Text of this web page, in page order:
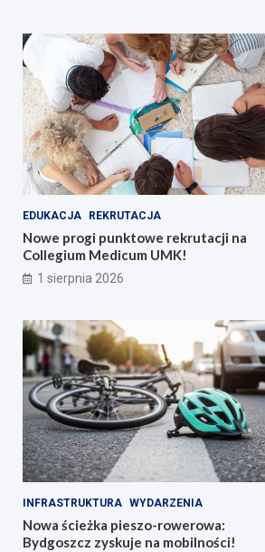
EDUKACJA REKRUTACJA
Nowe progi punktowe rekrutacji na
Collegium Medicum UMK!
1 sierpnia 2026
INFRASTRUKTURA WYDARZENIA
Nowa ścieżka pieszo-rowerowa:
Bydgoszcz zyskuje na mobilności!